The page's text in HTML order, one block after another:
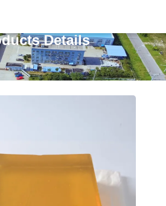
Details